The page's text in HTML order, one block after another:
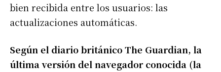
bien recibida entre los usuarios: las
actualizaciones automáticas.
Según el diario británico The Guardian, la
última versión del navegador conocida (la